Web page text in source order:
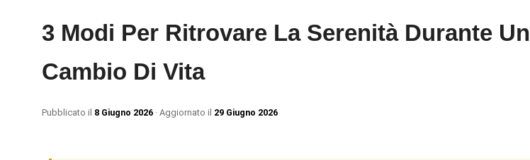
3 Modi Per Ritrovare La Serenità Durante Un
Cambio Di Vita
Pubblicato il 8 Giugno 2026· Aggiornato il 29 Giugno 2026